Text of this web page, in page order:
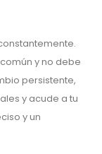
y no debe
persistente,
y acude a tu
y un